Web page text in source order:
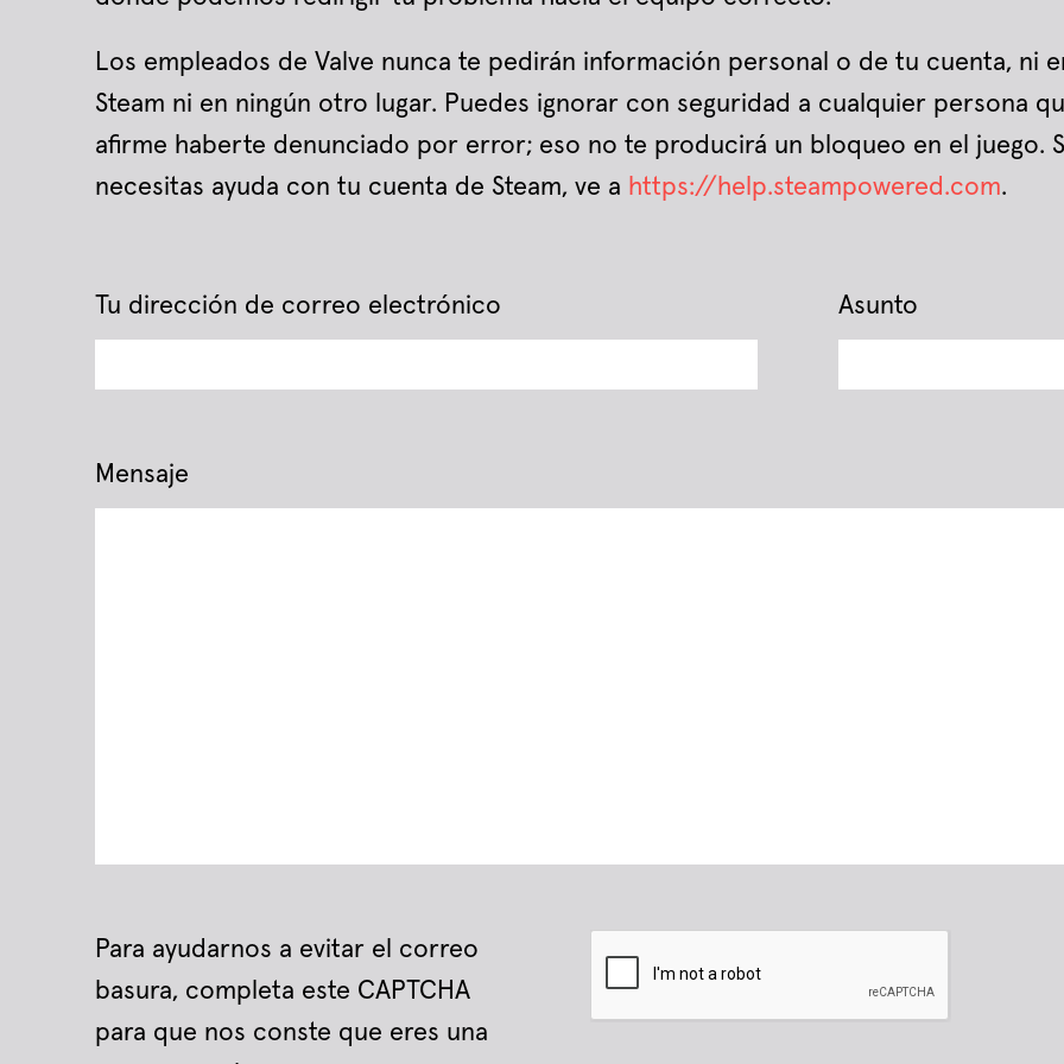
Los empleados de Valve nunca te pedirán información personal o de tu cuenta, ni
Steam ni en ningún otro lugar. Puedes ignorar con seguridad a cualquier persona
afirme haberte denunciado por error; eso no te producirá un bloqueo en el juego.
necesitas ayuda con tu cuenta de Steam, ve a https://help.steampowered.com.
Tu dirección de correo electrónico Asunto
Mensaje
Para ayudarnos a evitar el correo
basura, completa este CAPTCHA
para que nos conste que eres una